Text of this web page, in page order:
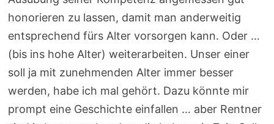
honorieren zu lassen, damit man anderweitig
entsprechend fürs Alter vorsorgen kann. Oder …
(bis ins hohe Alter) weiterarbeiten. Unser einer
soll ja mit zunehmenden Alter immer besser
werden, habe ich mal gehört. Dazu könnte mir
prompt eine Geschichte einfallen … aber Rentner